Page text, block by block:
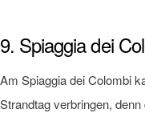
9. Spiaggia dei
Am Spiaggia dei Colombi
Strandtag verbringen,